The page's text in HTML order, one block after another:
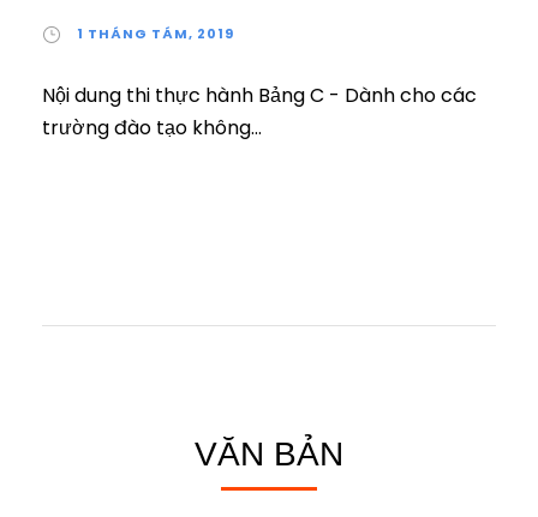
1 THÁNG TÁM, 2019
Nội dung thi thực hành Bảng C - Dành cho các
trường đào tạo không...
VĂN BẢN